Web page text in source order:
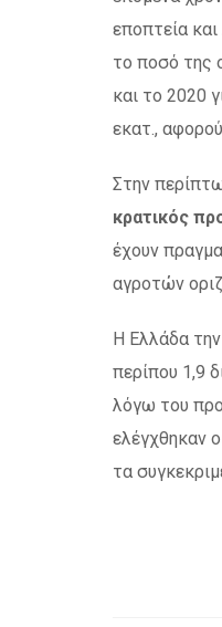
εποπτεία
το ποσό της
και το 2020
εκατ.,
Στην
κρατικός
έχουν
αγροτών
Η Ελλάδα
περίπου 1,9
λόγω του
ελέγχθηκαν
τα